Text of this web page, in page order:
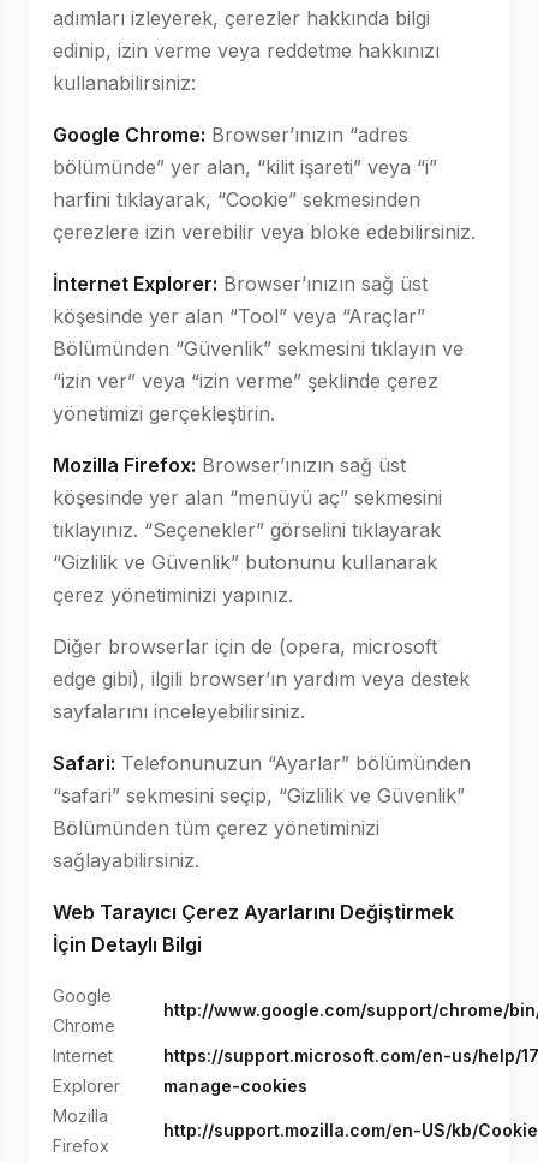
adımları izleyerek, çerezler hakkında bilgi
edinip, izin verme veya reddetme hakkınızı
kullanabilirsiniz:
Google Chrome: Browser’ınızın “adres
bölümünde” yer alan, “kilit işareti” veya “i”
harfini tıklayarak, “Cookie” sekmesinden
çerezlere izin verebilir veya bloke edebilirsiniz.
İnternet Explorer: Browser’ınızın sağ üst
köşesinde yer alan “Tool” veya “Araçlar”
Bölümünden “Güvenlik” sekmesini tıklayın ve
“izin ver” veya “izin verme” şeklinde çerez
yönetimizi gerçekleştirin.
Mozilla Firefox: Browser’ınızın sağ üst
köşesinde yer alan “menüyü aç” sekmesini
tıklayınız. “Seçenekler” görselini tıklayarak
“Gizlilik ve Güvenlik” butonunu kullanarak
çerez yönetiminizi yapınız.
Diğer browserlar için de (opera, microsoft
edge gibi), ilgili browser’ın yardım veya destek
sayfalarını inceleyebilirsiniz.
Safari: Telefonunuzun “Ayarlar” bölümünden
“safari” sekmesini seçip, “Gizlilik ve Güvenlik”
Bölümünden tüm çerez yönetiminizi
sağlayabilirsiniz.
Web Tarayıcı Çerez Ayarlarını Değiştirmek
İçin Detaylı Bilgi
Google
Chrome
http://www.google.com/support/chrome/
Internet
Explorer
https://support.microsoft.com/en-us/help/
manage-cookies
Mozilla
Firefox
http://support.mozilla.com/en-US/kb/